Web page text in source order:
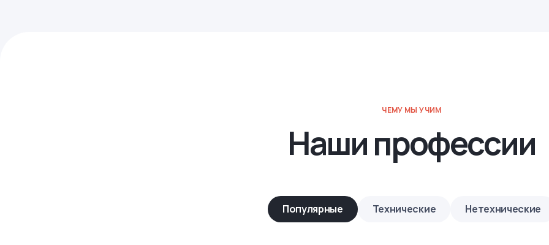
ЧЕМУ МЫ УЧИМ
Наши профессии
Популярные Технические Нетехнические